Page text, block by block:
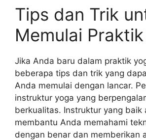
Tips dan Trik
Memulai
Jika Anda baru dalam praktik
beberapa tips dan trik yang
Anda memulai dengan lancar.
instruktur yoga yang
berkualitas. Instruktur yang baik
membantu Anda memahami
dengan benar dan memberikan